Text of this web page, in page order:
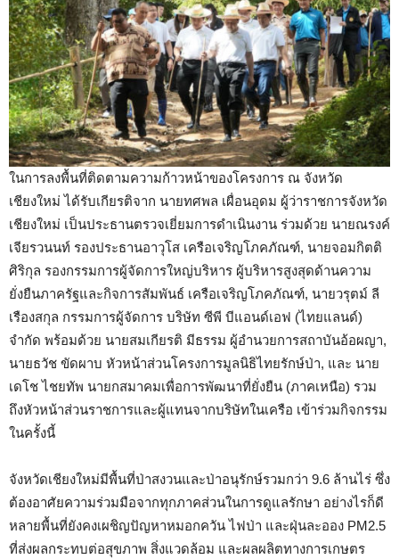
ในการลงพื้นที่ติดตามความก้าวหน้าของโครงการ ณ จังหวัด
เชียงใหม่ ได้รับเกียรติจาก นายทศพล เผื่อนอุดม ผู้ว่าราชการจังหวัด
เชียงใหม่ เป็นประธานตรวจเยี่ยมการดำเนินงาน ร่วมด้วย นายณรงค์
เจียรวนนท์ รองประธานอาวุโส เครือเจริญโภคภัณฑ์, นายจอมกิตติ
ศิริกุล รองกรรมการผู้จัดการใหญ่บริหาร ผู้บริหารสูงสุดด้านความ
ยั่งยืนภาครัฐและกิจการสัมพันธ์ เครือเจริญโภคภัณฑ์, นายวรุตม์ ลี
เรืองสกุล กรรมการผู้จัดการ บริษัท ซีพี บีแอนด์เอฟ (ไทยแลนด์)
จำกัด พร้อมด้วย นายสมเกียรติ มีธรรม ผู้อำนวยการสถาบันอ้อผญา,
นายธวัช ขัดผาบ หัวหน้าส่วนโครงการมูลนิธิไทยรักษ์ป่า, และ นาย
เดโช ไชยทัพ นายกสมาคมเพื่อการพัฒนาที่ยั่งยืน (ภาคเหนือ) รวม
ถึงหัวหน้าส่วนราชการและผู้แทนจากบริษัทในเครือ เข้าร่วมกิจกรรม
ในครั้งนี้
จังหวัดเชียงใหม่มีพื้นที่ป่าสงวนและป่าอนุรักษ์รวมกว่า 9.6 ล้านไร่ ซึ่ง
ต้องอาศัยความร่วมมือจากทุกภาคส่วนในการดูแลรักษา อย่างไรก็ดี
หลายพื้นที่ยังคงเผชิญปัญหาหมอกควัน ไฟป่า และฝุ่นละออง PM2.5
ที่ส่งผลกระทบต่อสุขภาพ สิ่งแวดล้อม และผลผลิตทางการเกษตร